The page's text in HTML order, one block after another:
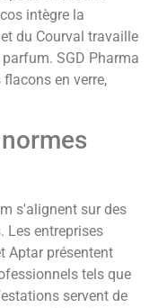
intègre la
du Courval travaille
SGD Pharma
en verre,
s'alignent sur des
Les entreprises
Aptar présentent
tels que
servent de